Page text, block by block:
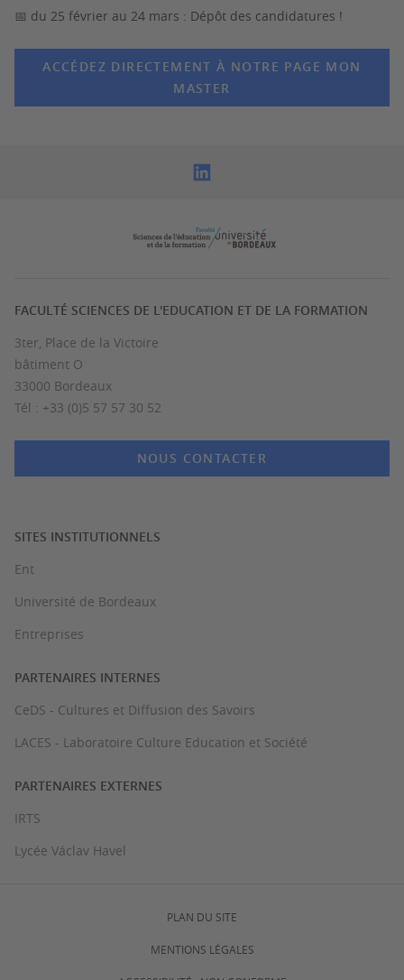
📅 du 25 février au 24 mars : Dépôt des candidatures !
ACCÉDEZ DIRECTEMENT À NOTRE PAGE MON
MASTER
FACULTÉ SCIENCES DE L'EDUCATION ET DE LA FORMATION
3ter, Place de la Victoire
bâtiment O
33000 Bordeaux
Tél : +33 (0)5 57 57 30 52
NOUS CONTACTER
SITES INSTITUTIONNELS
Ent
Université de Bordeaux
Entreprises
PARTENAIRES INTERNES
CeDS - Cultures et Diffusion des Savoirs
LACES - Laboratoire Culture Education et Société
PARTENAIRES EXTERNES
IRTS
Lycée Václav Havel
PLAN DU SITE
MENTIONS LÉGALES